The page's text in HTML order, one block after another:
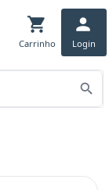
Carrinho Login